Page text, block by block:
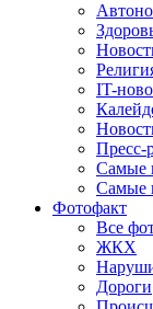
IT-
Пресс-
Самые
Самые
Фотофакт
Все
ЖКХ
Дороги